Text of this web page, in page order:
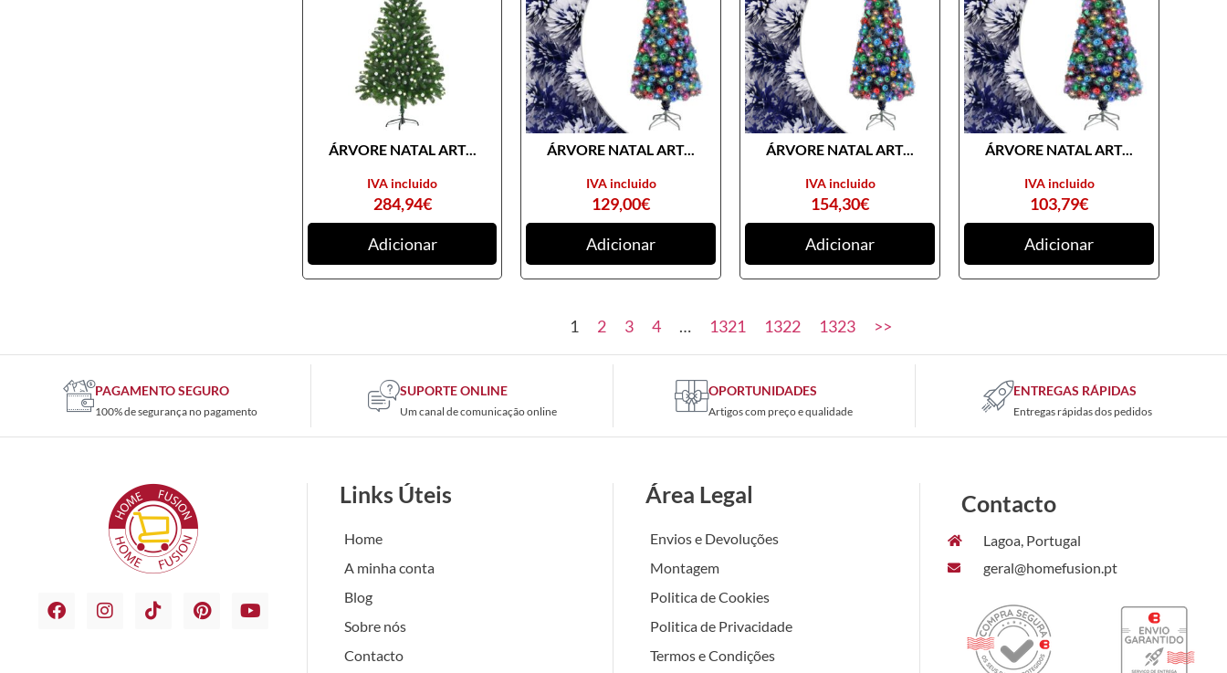
ÁRVORE NATAL ART...
284,94€
IVA incluido
Adicionar
ÁRVORE NATAL ART...
129,00€
IVA incluido
Adicionar
ÁRVORE NATAL ART...
154,30€
IVA incluido
Adicionar
ÁRVORE NATAL ART...
103,79€
IVA incluido
Adicionar
1 2 3 4 … 1321 1322 1323 >>
PAGAMENTO SEGURO
100% de segurança no pagamento
SUPORTE ONLINE
Um canal de comunicação online
OPORTUNIDADES
Artigos com preço e qualidade
ENTREGAS RÁPIDAS
Entregas rápidas dos pedidos
Links Úteis
Home
A minha conta
Blog
Sobre nós
Contacto
Área Legal
Envios e Devoluções
Montagem
Politica de Cookies
Politica de Privacidade
Termos e Condições
Contacto
Lagoa, Portugal
geral@homefusion.pt